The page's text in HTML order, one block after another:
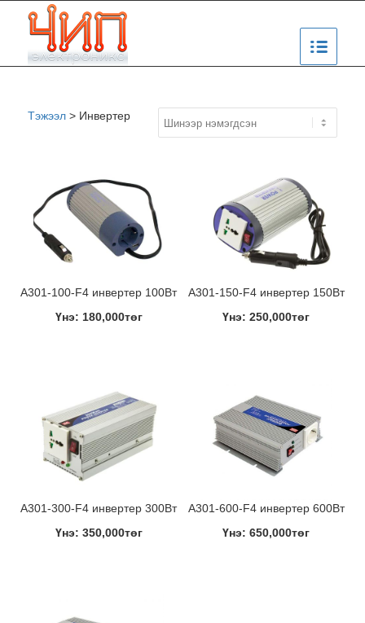
Тэжээл> Инвертер
A301-100-F4 инвертер 100Вт
Үнэ: 180,000төг
A301-150-F4 инвертер 150Вт
Үнэ: 250,000төг
A301-300-F4 инвертер 300Вт
Үнэ: 350,000төг
A301-600-F4 инвертер 600Вт
Үнэ: 650,000төг